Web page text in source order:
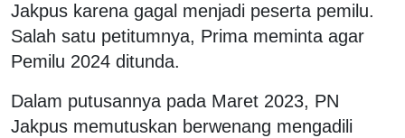
Jakpus karena gagal menjadi peserta pemilu.
Salah satu petitumnya, Prima meminta agar
Pemilu 2024 ditunda.
Dalam putusannya pada Maret 2023, PN
Jakpus memutuskan berwenang mengadili